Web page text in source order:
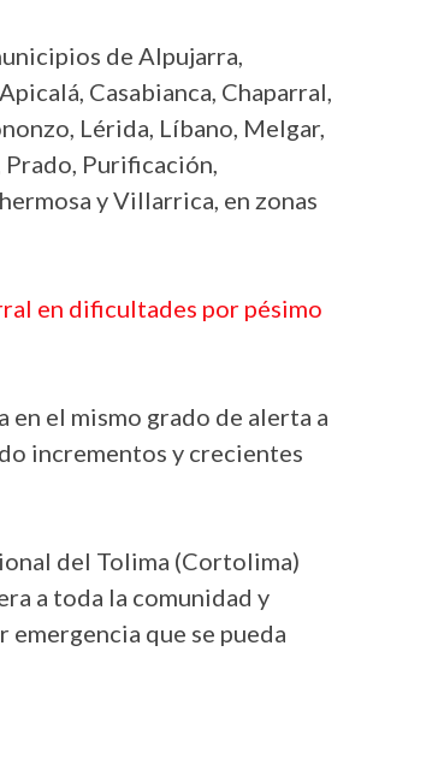
de Alpujarra,
Casabianca, Chaparral,
Lérida, Líbano, Melgar,
Purificación,
y Villarrica, en zonas
en dificultades por pésimo
en el mismo grado de alerta a
incrementos y crecientes
del Tolima (Cortolima)
a toda la comunidad y
que se pueda